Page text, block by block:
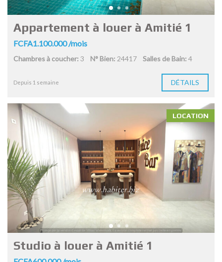
Appartement à louer à Amitié 1
FCFA1.100.000 /mois
Chambres à coucher: 3 N° Bien: 24417 Salles de Bain: 4
Depuis 1 semaine DÉTAILS
LOCATION
Studio à louer à Amitié 1